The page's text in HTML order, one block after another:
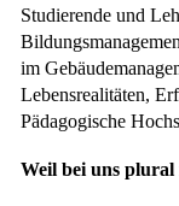
Studierende und
im
Lebensrealitäten,
Pädagogische
Weil bei uns